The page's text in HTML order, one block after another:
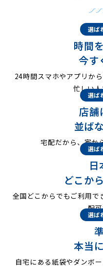
選ば
時間
今す
24時間スマホやアプリか
忙しい人
選ば
店舗
並ば
宅配だから、家か
選ば
日
どこか
全国どこからでもご利用
配
選ば
本当
自宅にある紙袋やダンボ